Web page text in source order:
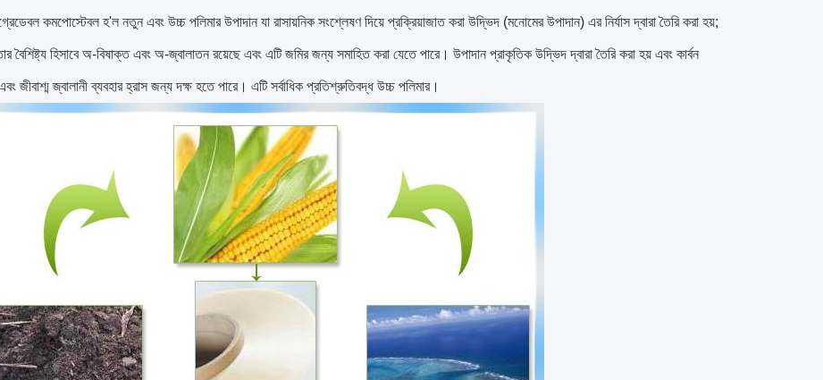
কমপোস্টেবল হ'ল নতুন এবং উচ্চ পলিমার উপাদান যা রাসায়নিক সংশ্লেষণ দিয়ে প্রক্রিয়াজাত করা উদ্ভিদ (মনোমের উপাদান) এর নির্যাস দ্বারা তৈরি করা হয়;
বৈশিষ্ট্য হিসাবে অ-বিষাক্ত এবং অ-জ্বালাতন রয়েছে এবং এটি জমির জন্য সমাহিত করা যেতে পারে। উপাদান প্রাকৃতিক উদ্ভিদ দ্বারা তৈরি করা হয় এবং কার্বন
জীবাশ্ম জ্বালানী ব্যবহার হ্রাস জন্য দক্ষ হতে পারে। এটি সর্বাধিক প্রতিশ্রুতিবদ্ধ উচ্চ পলিমার।